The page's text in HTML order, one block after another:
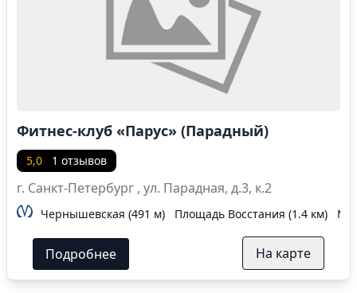
Фитнес-клуб «Парус» (Парадный)
5,0 1 отзывов
г. Санкт-Петербург , ул. Парадная, д.3, к.2
Чернышевская (491 м) Площадь Восстания (1.4 км)
Подробнее На карте